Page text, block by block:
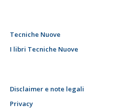
Tecniche Nuove
I libri Tecniche Nuove
Disclaimer e note legali
Privacy